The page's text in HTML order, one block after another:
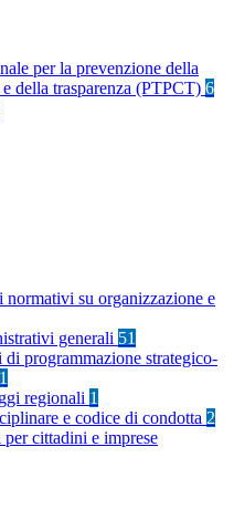
per la prevenzione della
della trasparenza (PTPCT) 6
normativi su organizzazione e
generali 51
programmazione strategico-
1
regionali 1
e codice di condotta 2
cittadini e imprese